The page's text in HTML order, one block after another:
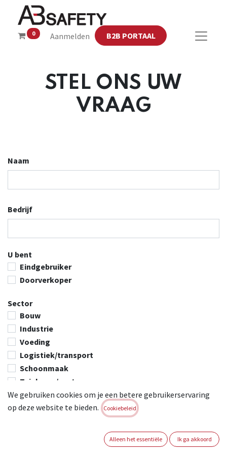
0 Aanmelden B2B PORTAAL
STEL ONS UW
VRAAG
Naam
Bedrijf
U bent
Eindgebruiker
Doorverkoper
Sector
Bouw
Industrie
Voeding
Logistiek/transport
Schoonmaak
Tuinbouw/centra
DIY
Andere
We gebruiken cookies om je een betere gebruikerservaring
op deze website te bieden.
Cookiebeleid
Alleen het essentiële Ik ga akkoord